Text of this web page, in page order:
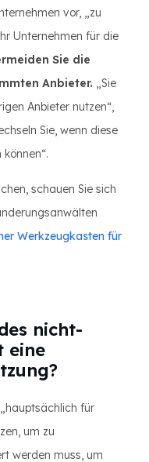
vor, „zu
Unternehmen für die
Sie die
Anbieter. „Sie
Anbieter nutzen“,
Sie, wenn diese
schauen Sie sich
Werkzeugkasten für
nicht-
eine
für
um zu
werden muss, um